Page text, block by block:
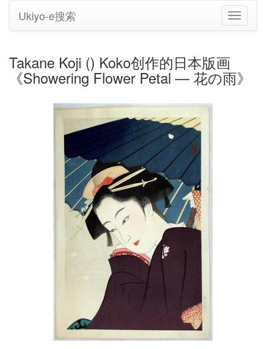
切
换
Ukiyo-e搜索
Takane Koji () Koko创作的日本版画
《Showering Flower Petal — 花の雨》